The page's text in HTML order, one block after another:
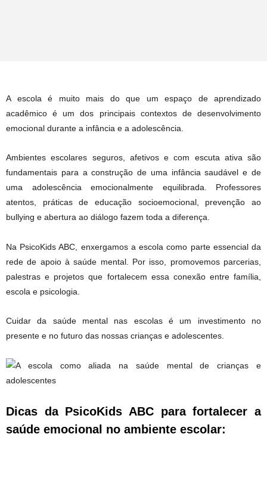
A escola é muito mais do que um espaço de aprendizado
acadêmico é um dos principais contextos de desenvolvimento
emocional durante a infância e a adolescência.
Ambientes escolares seguros, afetivos e com escuta ativa são
fundamentais para a construção de uma infância saudável e de
uma adolescência emocionalmente equilibrada. Professores
atentos, práticas de educação socioemocional, prevenção ao
bullying e abertura ao diálogo fazem toda a diferença.
Na PsicoKids ABC, enxergamos a escola como parte essencial da
rede de apoio à saúde mental. Por isso, promovemos parcerias,
palestras e projetos que fortalecem essa conexão entre família,
escola e psicologia.
Cuidar da saúde mental nas escolas é um investimento no
presente e no futuro das nossas crianças e adolescentes.
Dicas da PsicoKids ABC para fortalecer a
saúde emocional no ambiente escolar: